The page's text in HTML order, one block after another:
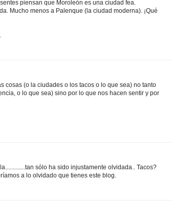
piensan que Moroleón es una ciudad fea.
Mucho menos a Palenque (la ciudad moderna). ¡Qué
cosas (o la ciudades o los tacos o lo que sea) no tanto
o lo que sea) sino por lo que nos hacen sentir y por
sólo ha sido injustamente olvidada.. Tacos?
a lo olvidado que tienes este blog.